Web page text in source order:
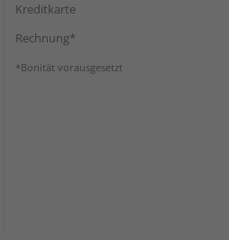
Kreditkarte
Rechnung*
*Bonität vorausgesetzt